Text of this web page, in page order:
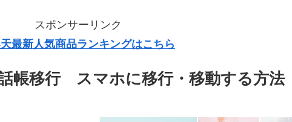
スポンサーリンク
最新人気商品ランキングはこちら
帳移行 スマホに移行・移動する方法